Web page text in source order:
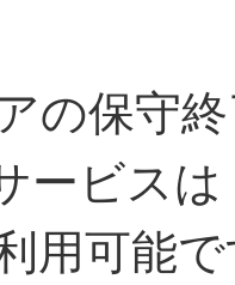
の保守
ービスは
用可能